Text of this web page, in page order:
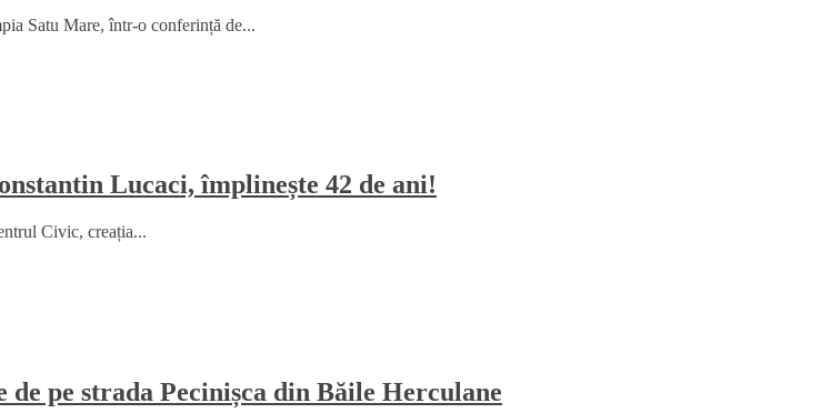
Satu Mare, într-o conferință de...
Lucaci, împlinește 42 de ani!
Civic, creația...
pe strada Pecinișca din Băile Herculane